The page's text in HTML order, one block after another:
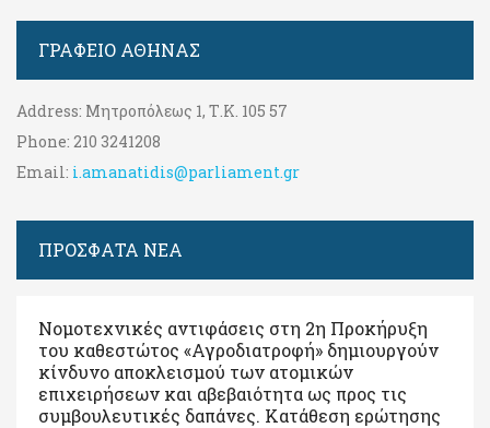
ΓΡΑΦΕΊΟ ΑΘΉΝΑΣ
Address: Μητροπόλεως 1, Τ.Κ. 105 57
Phone: 210 3241208
Email: i.amanatidis@parliament.gr
ΠΡΟΣΦΑΤΑ ΝΕΑ
Νομοτεχνικές αντιφάσεις στη 2η Προκήρυξη
του καθεστώτος «Αγροδιατροφή» δημιουργούν
κίνδυνο αποκλεισμού των ατομικών
επιχειρήσεων και αβεβαιότητα ως προς τις
συμβουλευτικές δαπάνες. Κατάθεση ερώτησης